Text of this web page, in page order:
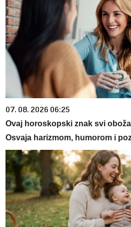
07. 08. 2026 06:25
Ovaj horoskopski znak svi
Osvaja harizmom, humorom i